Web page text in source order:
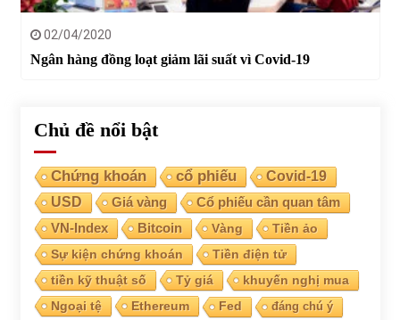
02/04/2020
Ngân hàng đồng loạt giảm lãi suất vì Covid-19
Chủ đề nổi bật
Chứng khoán cổ phiếu
Covid-19
USD
Giá vàng Cổ phiếu cần quan tâm
VN-Index Bitcoin Vàng
Tiền ảo
Sự kiện chứng khoán
Tiền điện tử
tiền kỹ thuật số
Tỷ giá
khuyến nghị mua
Ngoại tệ
Ethereum Fed
đáng chú ý